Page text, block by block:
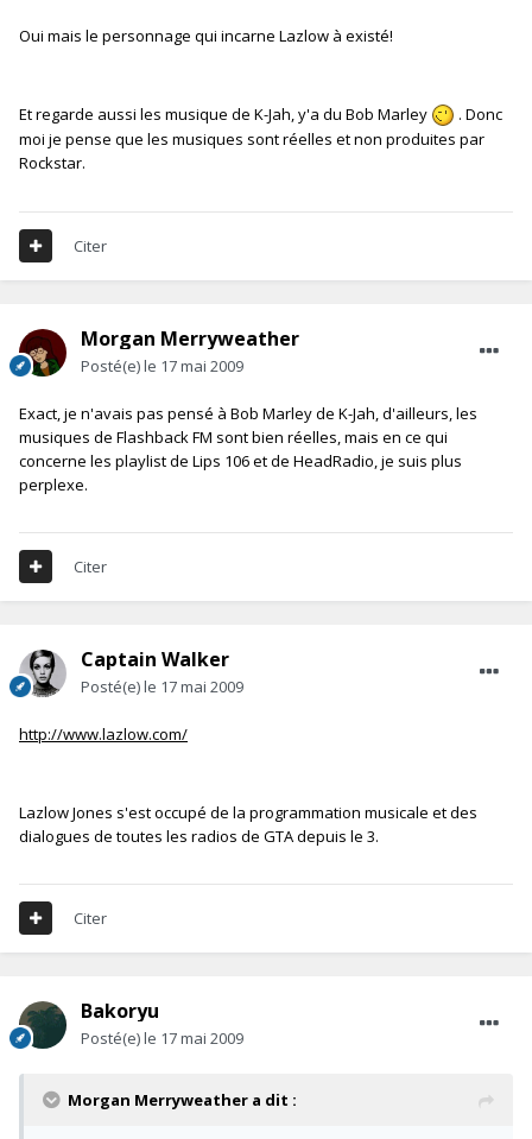
Oui mais le personnage qui incarne Lazlow à existé!
Et regarde aussi les musique de K-Jah, y'a du Bob Marley
. Donc
moi je pense que les musiques sont réelles et non produites par
Rockstar.
Citer
Morgan Merryweather
Posté(e)le 17 mai 2009
Exact, je n'avais pas pensé à Bob Marley de K-Jah, d'ailleurs, les
musiques de Flashback FM sont bien réelles, mais en ce qui
concerne les playlist de Lips 106 et de HeadRadio, je suis plus
perplexe.
Citer
Captain Walker
Posté(e)le 17 mai 2009
http://www.lazlow.com/
Lazlow Jones s'est occupé de la programmation musicale et des
dialogues de toutes les radios de GTA depuis le 3.
Citer
Bakoryu
Posté(e)le 17 mai 2009
Morgan Merryweather a dit :